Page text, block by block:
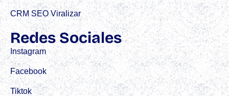
CRM SEO Viralizar
Redes Sociales
Instagram
Facebook
Tiktok